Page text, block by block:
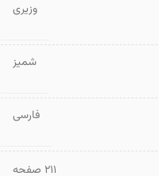
وزیری
شمیز
فارسی
۲۱۱ صفحه